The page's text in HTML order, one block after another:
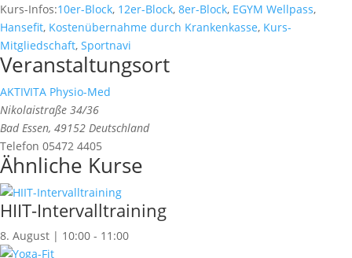
Kurs-Infos:10er-Block, 12er-Block, 8er-Block, EGYM Wellpass,
Hansefit, Kostenübernahme durch Krankenkasse, Kurs-
Mitgliedschaft, Sportnavi
Veranstaltungsort
AKTIVITA Physio-Med
Nikolaistraße 34/36
Bad Essen, 49152 Deutschland
Telefon 05472 4405
Ähnliche Kurse
HIIT-Intervalltraining
8. August | 10:00 - 11:00